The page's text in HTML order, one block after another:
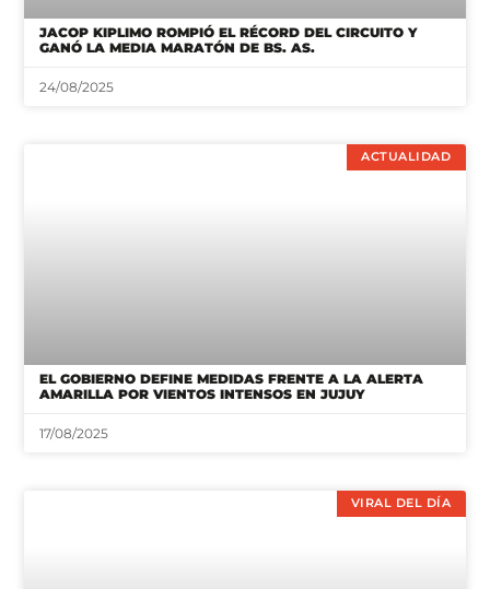
JACOP KIPLIMO ROMPIÓ EL RÉCORD DEL CIRCUITO Y
GANÓ LA MEDIA MARATÓN DE BS. AS.
24/08/2025
ACTUALIDAD
EL GOBIERNO DEFINE MEDIDAS FRENTE A LA ALERTA
AMARILLA POR VIENTOS INTENSOS EN JUJUY
17/08/2025
VIRAL DEL DÍA